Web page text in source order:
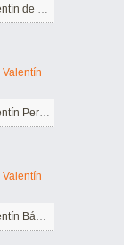
Tarjeta de San Valentín de Osos
Tarjeta de San Valentín Perfecta
Tarjeta de San Valentín Básica